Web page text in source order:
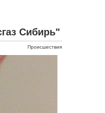
Сибирь"
Происшествия